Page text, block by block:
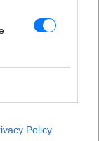
Policy
της ημέρας
Instagram